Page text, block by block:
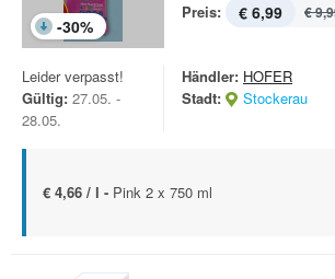
-30%
Preis: € 6,99 €
Leider verpasst!
Gültig: 27.05. -
28.05.
Händler: HOFER
Stadt:
Stockerau
€ 4,66 / l - Pink 2 x 750 ml